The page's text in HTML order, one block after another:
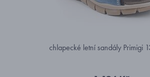
chlapecké letní sandály Primigi